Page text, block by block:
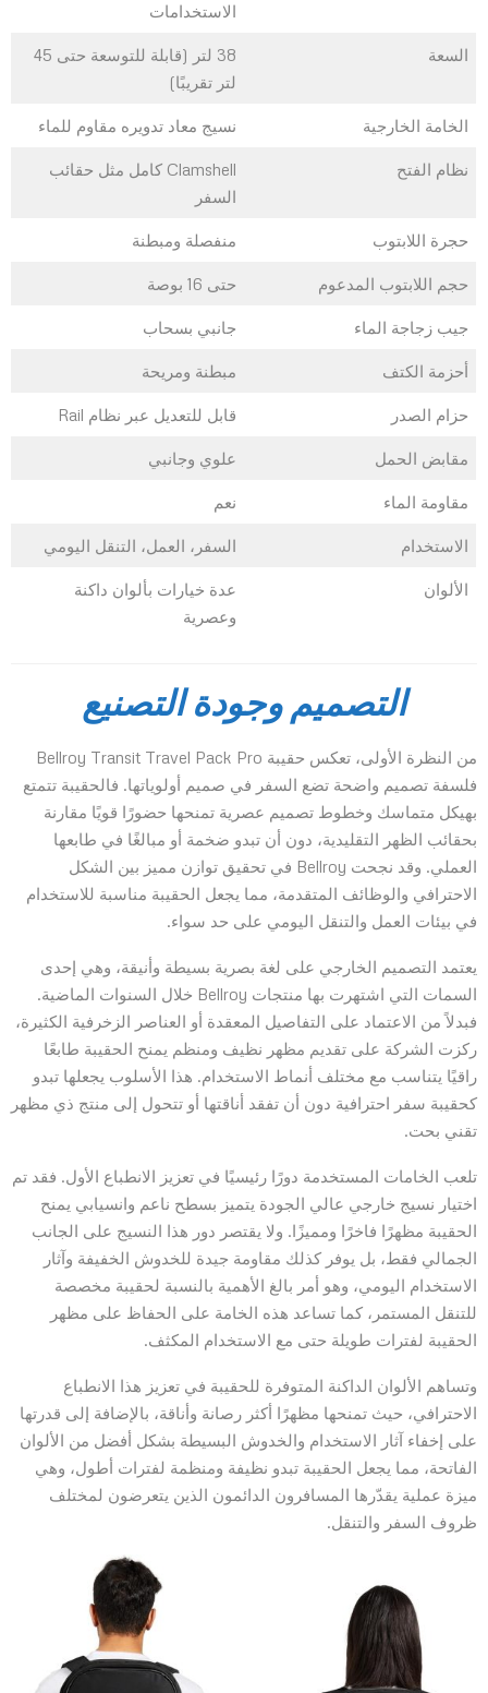
الاستخدامات
السعة
38 لتر (قابلة للتوسعة حتى 45
لتر تقريبًا)
الخامة الخارجية نسيج معاد تدويره مقاوم للماء
نظام الفتح
Clamshell كامل مثل حقائب
السفر
حجرة اللابتوب منفصلة ومبطنة
حجم اللابتوب المدعوم حتى 16 بوصة
جيب زجاجة الماء جانبي بسحاب
أحزمة الكتف مبطنة ومريحة
حزام الصدر قابل للتعديل عبر نظام Rail
مقابض الحمل علوي وجانبي
مقاومة الماء نعم
الاستخدام السفر، العمل، التنقل اليومي
الألوان
عدة خيارات بألوان داكنة
وعصرية
التصميم وجودة التصنيع
من النظرة الأولى، تعكس حقيبة Bellroy Transit Travel Pack Pro
فلسفة تصميم واضحة تضع السفر في صميم أولوياتها. فالحقيبة تتمتع
بهيكل متماسك وخطوط تصميم عصرية تمنحها حضورًا قويًا مقارنة
بحقائب الظهر التقليدية، دون أن تبدو ضخمة أو مبالغًا في طابعها
العملي. وقد نجحت Bellroy في تحقيق توازن مميز بين الشكل
الاحترافي والوظائف المتقدمة، مما يجعل الحقيبة مناسبة للاستخدام
في بيئات العمل والتنقل اليومي على حد سواء.
يعتمد التصميم الخارجي على لغة بصرية بسيطة وأنيقة، وهي إحدى
السمات التي اشتهرت بها منتجات Bellroy خلال السنوات الماضية.
فبدلاً من الاعتماد على التفاصيل المعقدة أو العناصر الزخرفية الكثيرة،
ركزت الشركة على تقديم مظهر نظيف ومنظم يمنح الحقيبة طابعًا
راقيًا يتناسب مع مختلف أنماط الاستخدام. هذا الأسلوب يجعلها تبدو
كحقيبة سفر احترافية دون أن تفقد أناقتها أو تتحول إلى منتج ذي مظهر
تقني بحت.
تلعب الخامات المستخدمة دورًا رئيسيًا في تعزيز الانطباع الأول. فقد تم
اختيار نسيج خارجي عالي الجودة يتميز بسطح ناعم وانسيابي يمنح
الحقيبة مظهرًا فاخرًا ومميزًا. ولا يقتصر دور هذا النسيج على الجانب
الجمالي فقط، بل يوفر كذلك مقاومة جيدة للخدوش الخفيفة وآثار
الاستخدام اليومي، وهو أمر بالغ الأهمية بالنسبة لحقيبة مخصصة
للتنقل المستمر، كما تساعد هذه الخامة على الحفاظ على مظهر
الحقيبة لفترات طويلة حتى مع الاستخدام المكثف.
وتساهم الألوان الداكنة المتوفرة للحقيبة في تعزيز هذا الانطباع
الاحترافي، حيث تمنحها مظهرًا أكثر رصانة وأناقة، بالإضافة إلى قدرتها
على إخفاء آثار الاستخدام والخدوش البسيطة بشكل أفضل من الألوان
الفاتحة، مما يجعل الحقيبة تبدو نظيفة ومنظمة لفترات أطول، وهي
ميزة عملية يقدّرها المسافرون الدائمون الذين يتعرضون لمختلف
ظروف السفر والتنقل.